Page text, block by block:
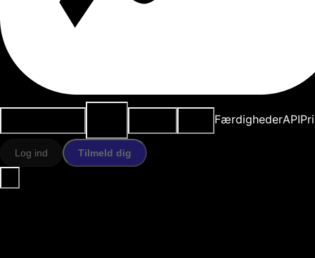
FærdighederAPI
Log ind Tilmeld dig